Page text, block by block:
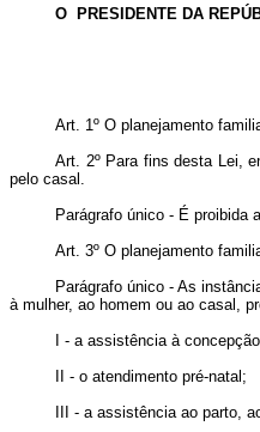
O PRESIDENTE DA
Art. 1º O planejamento
Art. 2º Para fins desta Lei,
pelo casal.
Parágrafo único - É proibida
Art. 3º O planejamento
Parágrafo único - As
à mulher, ao homem ou ao casal,
I - a assistência à
II - o atendimento pré-natal;
III - a assistência ao parto,